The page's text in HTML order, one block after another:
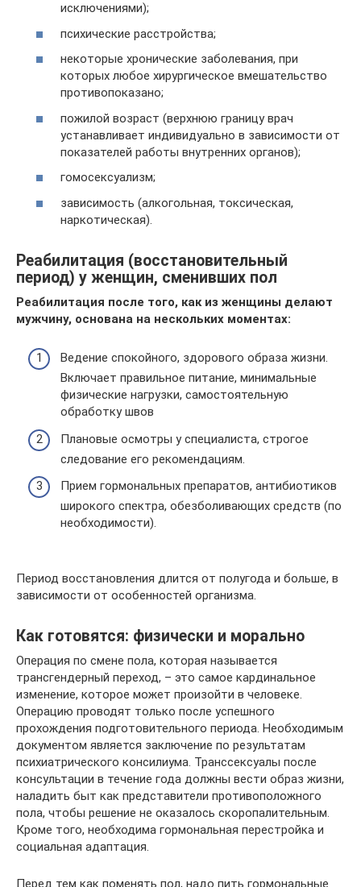
исключениями);
психические расстройства;
некоторые хронические заболевания, при
которых любое хирургическое вмешательство
противопоказано;
пожилой возраст (верхнюю границу врач
устанавливает индивидуально в зависимости от
показателей работы внутренних органов);
гомосексуализм;
зависимость (алкогольная, токсическая,
наркотическая).
Реабилитация (восстановительный
период) у женщин, сменивших пол
Реабилитация после того, как из женщины делают
мужчину, основана на нескольких моментах:
Ведение спокойного, здорового образа жизни.
Включает правильное питание, минимальные
физические нагрузки, самостоятельную
обработку швов
Плановые осмотры у специалиста, строгое
следование его рекомендациям.
Прием гормональных препаратов, антибиотиков
широкого спектра, обезболивающих средств (по
необходимости).
Период восстановления длится от полугода и больше, в
зависимости от особенностей организма.
Как готовятся: физически и морально
Операция по смене пола, которая называется
трансгендерный переход, – это самое кардинальное
изменение, которое может произойти в человеке.
Операцию проводят только после успешного
прохождения подготовительного периода. Необходимым
документом является заключение по результатам
психиатрического консилиума. Транссексуалы после
консультации в течение года должны вести образ жизни,
наладить быт как представители противоположного
пола, чтобы решение не оказалось скоропалительным.
Кроме того, необходима гормональная перестройка и
социальная адаптация.
Перед тем как поменять пол, надо пить гормональные